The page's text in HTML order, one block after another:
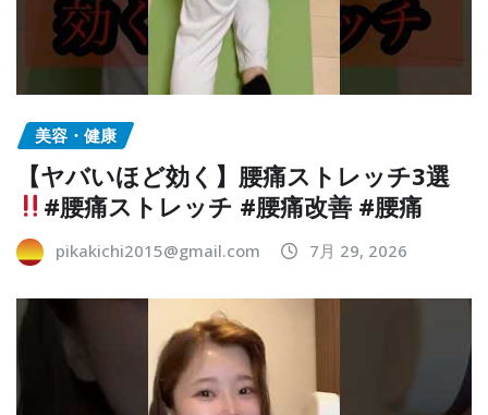
美容・健康
【ヤバいほど効く】腰痛ストレッチ3選
#腰痛ストレッチ #腰痛改善 #腰痛
pikakichi2015@gmail.com 7月 29, 2026